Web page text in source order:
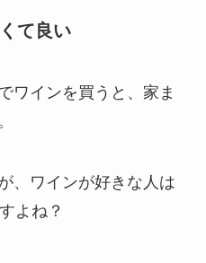
て良い
ワインを買うと、家ま
、ワインが好きな人は
よね？